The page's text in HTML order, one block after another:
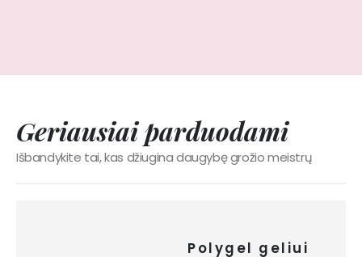
Geriausiai parduodami
Išbandykite tai, kas džiugina daugybę grožio meistrų
Polygel geliui